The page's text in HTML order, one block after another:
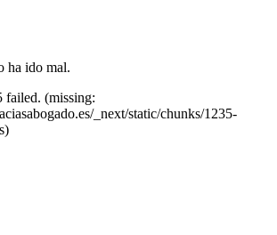
ha ido mal.
failed. (missing:
_next/static/chunks/1235-